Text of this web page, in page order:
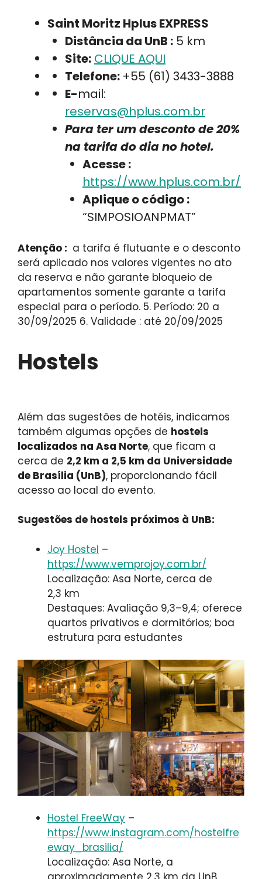
Saint Moritz Hplus EXPRESS
Distância da UnB : 5 km
Site: CLIQUE AQUI
Telefone: +55 (61) 3433-3888
E-mail:
reservas@hplus.com.br
Para ter um desconto de 20%
na tarifa do dia no hotel.
Acesse :
https://www.hplus.com.br/
Aplique o código :
“SIMPOSIOANPMAT”
Atenção : a tarifa é flutuante e o desconto
será aplicado nos valores vigentes no ato
da reserva e não garante bloqueio de
apartamentos somente garante a tarifa
especial para o período. 5. Período: 20 a
30/09/2025 6. Validade : até 20/09/2025
Hostels
Além das sugestões de hotéis, indicamos
também algumas opções de hostels
localizados na Asa Norte, que ficam a
cerca de 2,2 km a 2,5 km da Universidade
de Brasília (UnB), proporcionando fácil
acesso ao local do evento.
Sugestões de hostels próximos à UnB:
Joy Hostel –
https://www.vemprojoy.com.br/
Localização: Asa Norte, cerca de
2,3 km
Destaques: Avaliação 9,3–9,4; oferece
quartos privativos e dormitórios; boa
estrutura para estudantes
Hostel FreeWay –
https://www.instagram.com/hostelfre
eway_brasilia/
Localização: Asa Norte, a